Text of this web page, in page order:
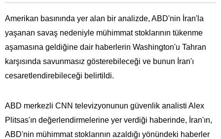
Amerikan basınında yer alan bir analizde, ABD'nin İran'la
yaşanan savaş nedeniyle mühimmat stoklarının tükenme
aşamasına geldiğine dair haberlerin Washington'u Tahran
karşısında savunmasız gösterebileceği ve bunun İran'ı
cesaretlendirebileceği belirtildi.
ABD merkezli CNN televizyonunun güvenlik analisti Alex
Plitsas'ın değerlendirmelerine yer verdiği haberinde, İran'ın,
ABD'nin mühimmat stoklarının azaldığı yönündeki haberler